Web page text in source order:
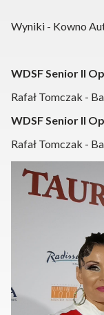
Wyniki - Kowno
WDSF Senior II
Rafał Tomczak -
WDSF Senior II
Rafał Tomczak -